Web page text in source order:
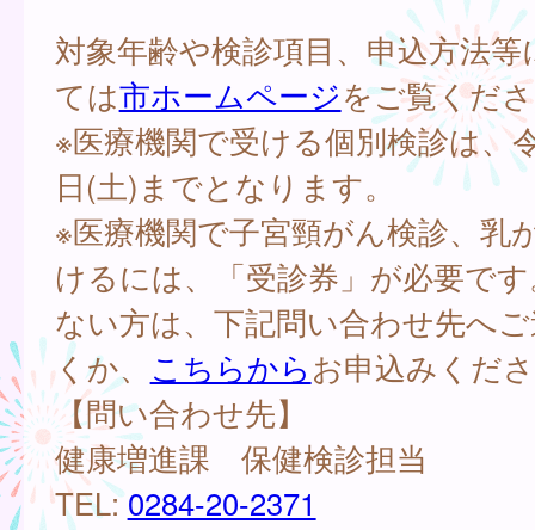
対象年齢や検診項目、申込方法
ては市ホームページをご覧くだ
※医療機関で受ける個別検診は、
日(土)までとなります。
※医療機関で子宮頸がん検診、乳
けるには、「受診券」が必要で
ない方は、下記問い合わせ先へ
くか、 こちらからお申込みくだ
【問い合わせ先】
健康増進課 保健検診担当
TEL:0284-20-2371